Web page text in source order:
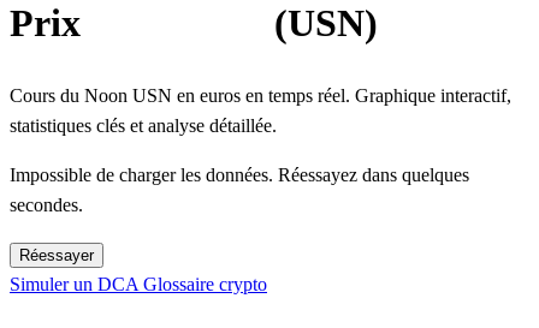
Prix (USN)
Cours du Noon USN en euros en temps réel. Graphique interactif,
statistiques clés et analyse détaillée.
Impossible de charger les données. Réessayez dans quelques
secondes.
Réessayer
Simuler un DCA Glossaire crypto